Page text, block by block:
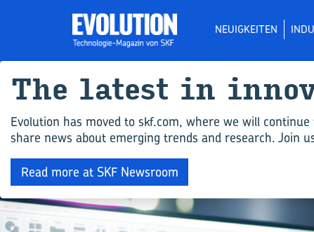
NEUIGKEITEN
The la­test in
Evolution has moved to skf.com, where we will
share news about emerging trends and research. Join
Read more at SKF Newsroom